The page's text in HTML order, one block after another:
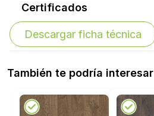
Certificados
Descargar ficha técnica
También te podría interesar